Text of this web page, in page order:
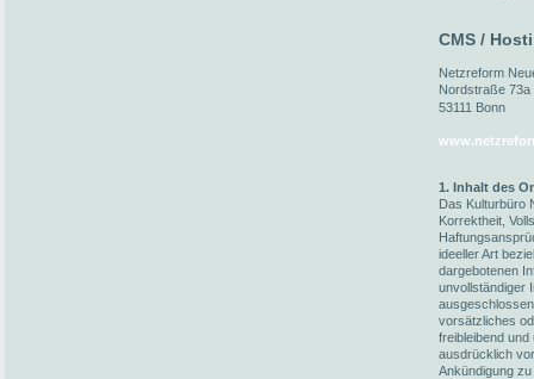
CMS /
Netzreform
Nordstraße 73a
53111 Bonn
1. Inhalt des
Das Kulturbüro
Korrektheit,
ideeller Art
dargebotenen
unvollständiger
vorsätzliches
freibleibend
ausdrücklich
Ankündigung